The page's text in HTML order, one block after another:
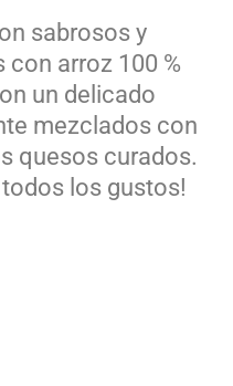
sabrosos y
arroz 100 %
un delicado
mezclados con
quesos curados.
los gustos!